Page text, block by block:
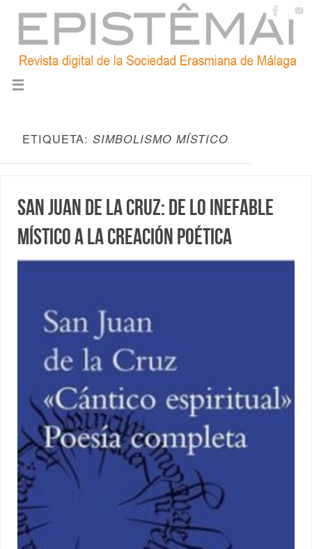
ETIQUETA: SIMBOLISMO MÍSTICO
San Juan de la Cruz: de lo inefable
místico a la creación poética